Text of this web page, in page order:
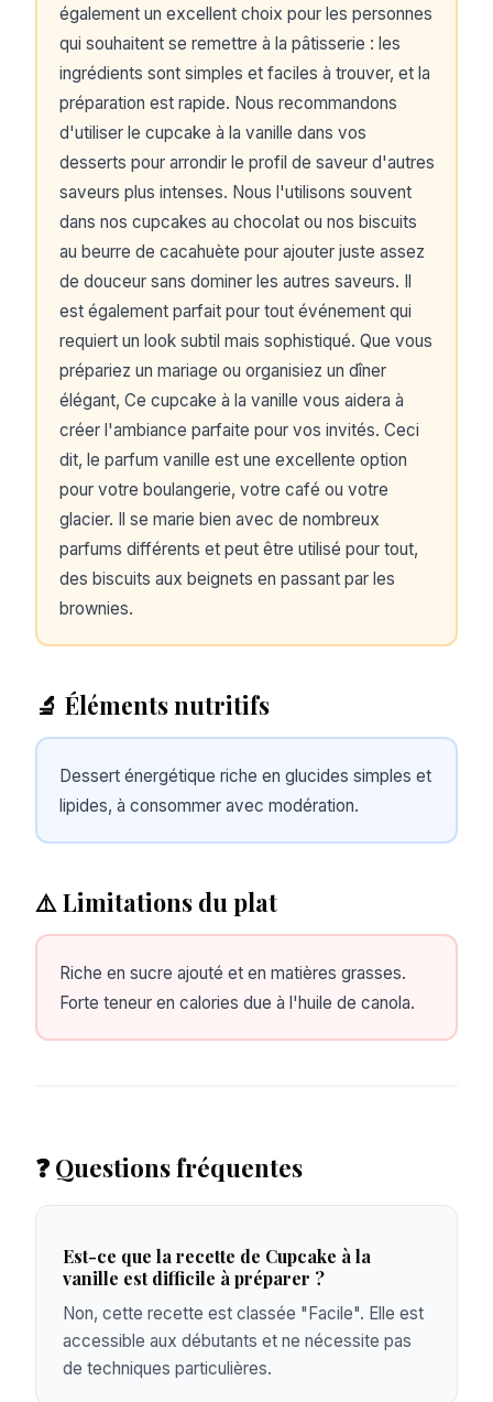
également un excellent choix pour les personnes
qui souhaitent se remettre à la pâtisserie : les
ingrédients sont simples et faciles à trouver, et la
préparation est rapide. Nous recommandons
d'utiliser le cupcake à la vanille dans vos
desserts pour arrondir le profil de saveur d'autres
saveurs plus intenses. Nous l'utilisons souvent
dans nos cupcakes au chocolat ou nos biscuits
au beurre de cacahuète pour ajouter juste assez
de douceur sans dominer les autres saveurs. Il
est également parfait pour tout événement qui
requiert un look subtil mais sophistiqué. Que vous
prépariez un mariage ou organisiez un dîner
élégant, Ce cupcake à la vanille vous aidera à
créer l'ambiance parfaite pour vos invités. Ceci
dit, le parfum vanille est une excellente option
pour votre boulangerie, votre café ou votre
glacier. Il se marie bien avec de nombreux
parfums différents et peut être utilisé pour tout,
des biscuits aux beignets en passant par les
brownies.
🔬 Éléments nutritifs
Dessert énergétique riche en glucides simples et
lipides, à consommer avec modération.
⚠️ Limitations du plat
Riche en sucre ajouté et en matières grasses.
Forte teneur en calories due à l'huile de canola.
❓ Questions fréquentes
Est-ce que la recette de Cupcake à la
vanille est difficile à préparer ?
Non, cette recette est classée "Facile". Elle est
accessible aux débutants et ne nécessite pas
de techniques particulières.